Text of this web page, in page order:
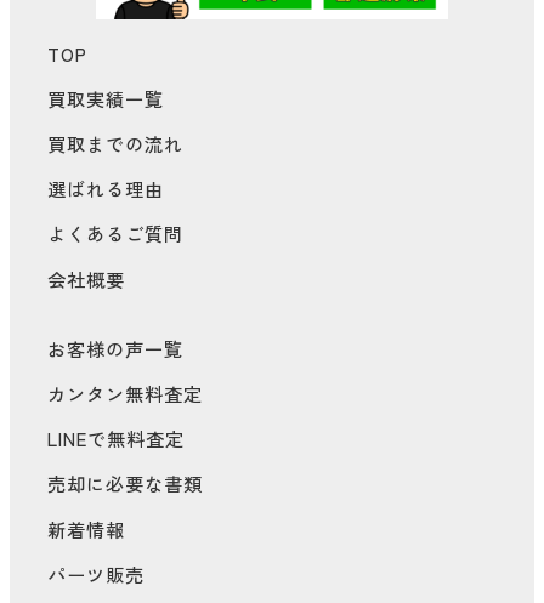
TOP
買取実績一覧
買取までの流れ
選ばれる理由
よくあるご質問
会社概要
お客様の声一覧
カンタン無料査定
LINEで無料査定
売却に必要な書類
新着情報
パーツ販売